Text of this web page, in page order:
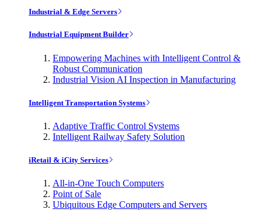
Industrial & Edge Servers
Industrial Equipment Builder
Empowering Machines with Intelligent Control &
Robust Communication
Industrial Vision AI Inspection in Manufacturing
Intelligent Transportation Systems
Adaptive Traffic Control Systems
Intelligent Railway Safety Solution
iRetail & iCity Services
All-in-One Touch Computers
Point of Sale
Ubiquitous Edge Computers and Servers